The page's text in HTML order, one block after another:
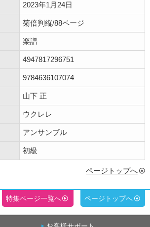
2023年1月24日
菊倍判縦/88ページ
楽譜
4947817296751
9784636107074
山下 正
ウクレレ
アンサンブル
初級
ページトップへ
特集ページ一覧へ ページトップへ